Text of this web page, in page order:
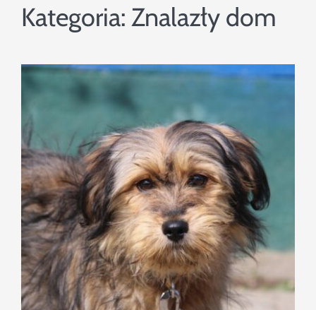
Kategoria: Znalazły dom